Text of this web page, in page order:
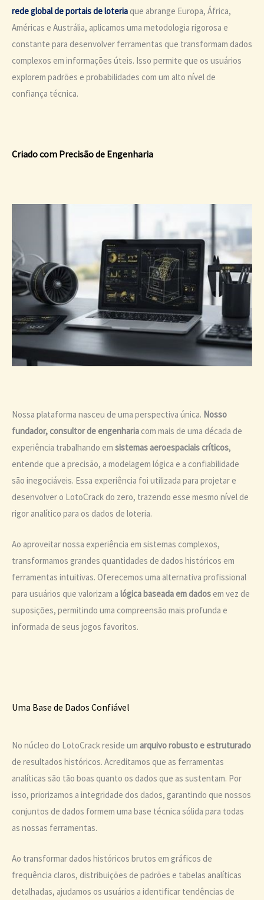
rede global de portais de loteriaque abrange Europa, África,
Américas e Austrália, aplicamos uma metodologia rigorosa e
constante para desenvolver ferramentas que transformam dados
complexos em informações úteis. Isso permite que os usuários
explorem padrões e probabilidades com um alto nível de
confiança técnica.
Criado com Precisão de Engenharia
Nossa plataforma nasceu de uma perspectiva única. Nosso
fundador, consultor de engenhariacom mais de uma década de
experiência trabalhando em sistemas aeroespaciais críticos,
entende que a precisão, a modelagem lógica e a confiabilidade
são inegociáveis. Essa experiência foi utilizada para projetar e
desenvolver o LotoCrack do zero, trazendo esse mesmo nível de
rigor analítico para os dados de loteria.
Ao aproveitar nossa experiência em sistemas complexos,
transformamos grandes quantidades de dados históricos em
ferramentas intuitivas. Oferecemos uma alternativa profissional
para usuários que valorizam a lógica baseada em dados em vez de
suposições, permitindo uma compreensão mais profunda e
informada de seus jogos favoritos.
Uma Base de Dados Confiável
No núcleo do LotoCrack reside um arquivo robusto e estruturado
de resultados históricos. Acreditamos que as ferramentas
analíticas são tão boas quanto os dados que as sustentam. Por
isso, priorizamos a integridade dos dados, garantindo que nossos
conjuntos de dados formem uma base técnica sólida para todas
as nossas ferramentas.
Ao transformar dados históricos brutos em gráficos de
frequência claros, distribuições de padrões e tabelas analíticas
detalhadas, ajudamos os usuários a identificar tendências de